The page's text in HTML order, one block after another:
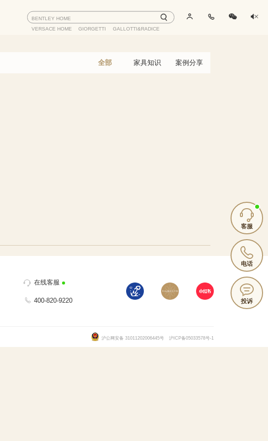
BENTLEY HOME
VERSACE HOME
GIORGETTI GALLOTTI&RADICE
全部 家具知识 案例分享
在线客服
400-820-9220
沪公网安备 31011202006445号 沪ICP备05033578号-1
客服
电话
投诉